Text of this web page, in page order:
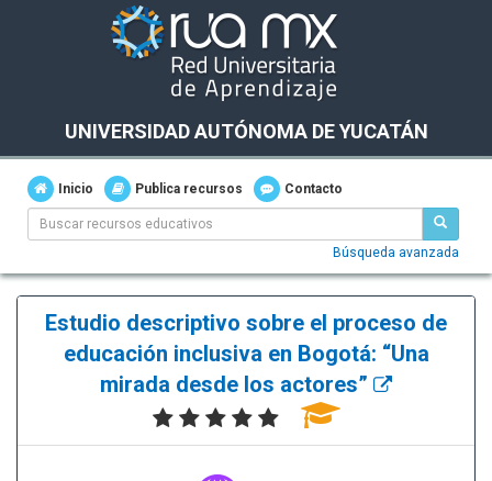
UNIVERSIDAD AUTÓNOMA DE YUCATÁN
Inicio Publica recursos Contacto
Búsqueda avanzada
Estudio descriptivo sobre el proceso de
educación inclusiva en Bogotá: “Una
mirada desde los actores”